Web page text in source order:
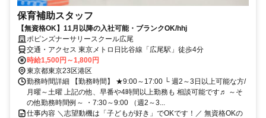
保育補助スタッフ
【無資格OK】11月以降の入社可能・ブランクOK/hhj
ポピンズナーサリースクール広尾
交通・アクセス 東京メトロ日比谷線「広尾駅」徒歩4分
時給1,500円～1,800円
東京都東京23区港区
勤務時間詳細 【勤務時間】 ★9:00～17:00 └ 週2～3日以上可能な方/
月曜～土曜 上記の他、早番や4時間以上勤務も 相談可能です♬ ～そ
の他勤務時間例～ ・7:30～9:00 （週2～3...
仕事内容 ＼志望動機は「子どもが好き」でOKです！／ 無資格OKの